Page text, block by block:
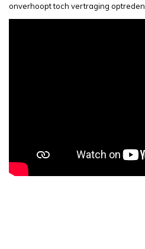
onverhoopt toch vertraging optreden.